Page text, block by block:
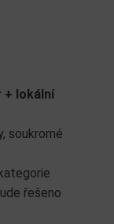
lokální
soukromé
řešeno